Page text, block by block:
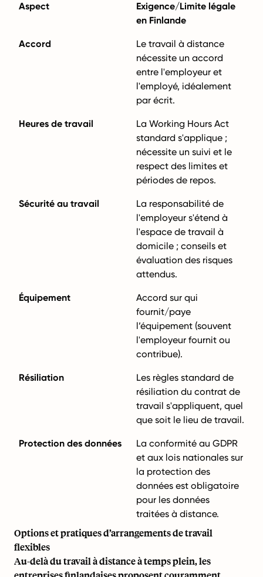
Aspect
Exigence/Limite légale
en Finlande
Accord
Le travail à distance
nécessite un accord
entre l'employeur et
l'employé, idéalement
par écrit.
Heures de travail
La Working Hours Act
standard s'applique ;
nécessite un suivi et le
respect des limites et
périodes de repos.
Sécurité au travail
La responsabilité de
l'employeur s'étend à
l'espace de travail à
domicile ; conseils et
évaluation des risques
attendus.
Équipement
Accord sur qui
fournit/paye
l’équipement (souvent
l'employeur fournit ou
contribue).
Résiliation
Les règles standard de
résiliation du contrat de
travail s'appliquent, quel
que soit le lieu de travail.
Protection des données
La conformité au GDPR
et aux lois nationales sur
la protection des
données est obligatoire
pour les données
traitées à distance.
Options et pratiques d’arrangements de travail
flexibles
Au-delà du travail à distance à temps plein, les